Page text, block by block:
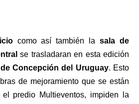
como así también la sala de
se trasladaran en esta edición
de Concepción del Uruguay. Esto
de mejoramiento que se están
el predio Multieventos, impiden la